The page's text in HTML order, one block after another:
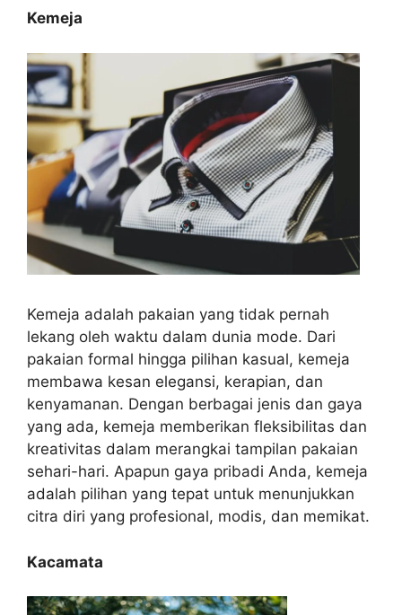
Kemeja
Kemeja adalah pakaian yang tidak pernah
lekang oleh waktu dalam dunia mode. Dari
pakaian formal hingga pilihan kasual, kemeja
membawa kesan elegansi, kerapian, dan
kenyamanan. Dengan berbagai jenis dan gaya
yang ada, kemeja memberikan fleksibilitas dan
kreativitas dalam merangkai tampilan pakaian
sehari-hari. Apapun gaya pribadi Anda, kemeja
adalah pilihan yang tepat untuk menunjukkan
citra diri yang profesional, modis, dan memikat.
Kacamata